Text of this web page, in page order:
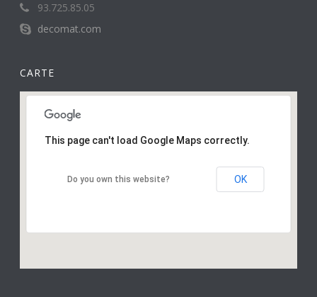
93.725.85.05
decomat.com
CARTE
This page can't load Google Maps correctly.
Do you own this website? OK